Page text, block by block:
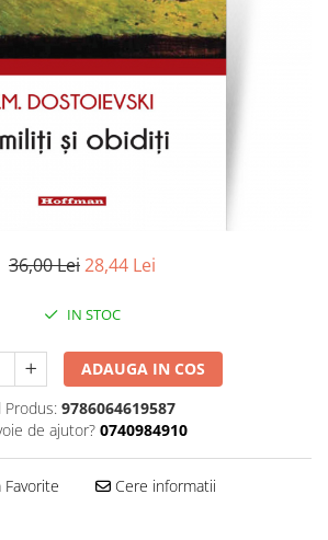
/ Interviuri
36,00 Lei28,44 Lei
IN STOC
ADAUGA IN COS
Produs: 9786064619587
de ajutor? 0740984910
Cere informatii